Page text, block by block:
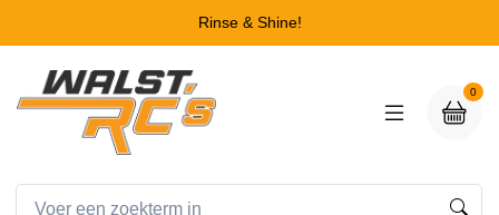
Rinse & Shine!
0